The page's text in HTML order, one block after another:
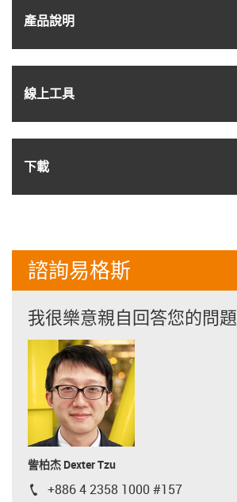
產品說明
線上工具
下載
諮詢易格斯
我很樂意親自回答您的問題
訾柏杰 Dexter Tzu
igus-icon-phone
+886 4 2358 1000 #157